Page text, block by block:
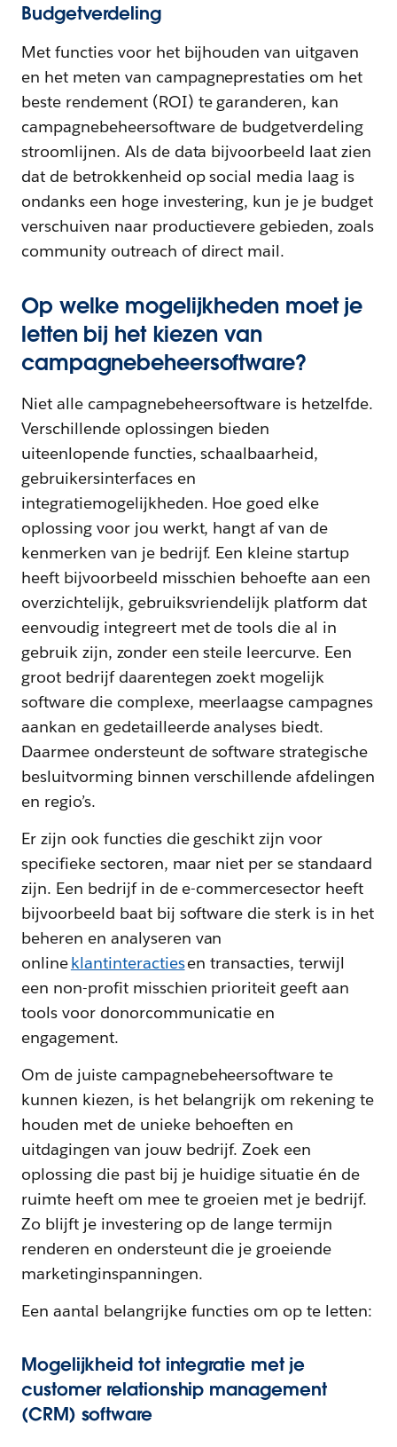
Budgetverdeling
Met functies voor het bijhouden van uitgaven
en het meten van campagneprestaties om het
beste rendement (ROI) te garanderen, kan
campagnebeheersoftware de budgetverdeling
stroomlijnen. Als de data bijvoorbeeld laat zien
dat de betrokkenheid op social media laag is
ondanks een hoge investering, kun je je budget
verschuiven naar productievere gebieden, zoals
community outreach of direct mail.
Op welke mogelijkheden moet je
letten bij het kiezen van
campagnebeheersoftware?
Niet alle campagnebeheersoftware is hetzelfde.
Verschillende oplossingen bieden
uiteenlopende functies, schaalbaarheid,
gebruikersinterfaces en
integratiemogelijkheden. Hoe goed elke
oplossing voor jou werkt, hangt af van de
kenmerken van je bedrijf. Een kleine startup
heeft bijvoorbeeld misschien behoefte aan een
overzichtelijk, gebruiksvriendelijk platform dat
eenvoudig integreert met de tools die al in
gebruik zijn, zonder een steile leercurve. Een
groot bedrijf daarentegen zoekt mogelijk
software die complexe, meerlaagse campagnes
aankan en gedetailleerde analyses biedt.
Daarmee ondersteunt de software strategische
besluitvorming binnen verschillende afdelingen
en regio’s.
Er zijn ook functies die geschikt zijn voor
specifieke sectoren, maar niet per se standaard
zijn. Een bedrijf in de e-commercesector heeft
bijvoorbeeld baat bij software die sterk is in het
beheren en analyseren van
onlineklantinteractiesen transacties, terwijl
een non-profit misschien prioriteit geeft aan
tools voor donorcommunicatie en
engagement.
Om de juiste campagnebeheersoftware te
kunnen kiezen, is het belangrijk om rekening te
houden met de unieke behoeften en
uitdagingen van jouw bedrijf. Zoek een
oplossing die past bij je huidige situatie én de
ruimte heeft om mee te groeien met je bedrijf.
Zo blijft je investering op de lange termijn
renderen en ondersteunt die je groeiende
marketinginspanningen.
Een aantal belangrijke functies om op te letten:
Mogelijkheid tot integratie met je
customer relationship management
(CRM) software